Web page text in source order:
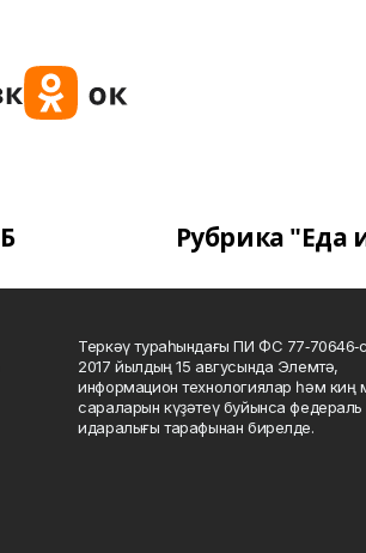
Рубрика "Еда
Теркәү тураһындағы ПИ ФС
2017 йылдың 15 авгусында Элемтә,
информацион технологиялар һәм киң
сараларын күҙәтеү буйынса федераль
идаралығы тарафынан бирелде.